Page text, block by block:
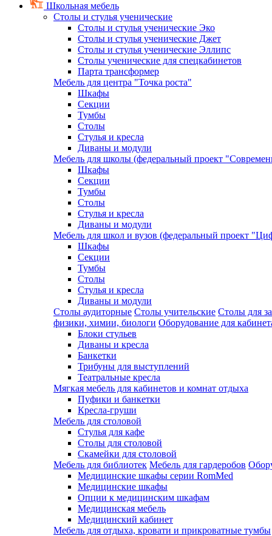
Школьная мебель
Столы и стулья ученические
Столы и стулья ученические Эко
Столы и стулья ученические Джет
Столы и стулья ученические Эллипс
Столы ученические для спецкабинетов
Парта трансформер
Мебель для центра "Точка роста"
Шкафы
Секции
Тумбы
Столы
Стулья и кресла
Диваны и модули
Мебель для школы (федеральный проект
Шкафы
Секции
Тумбы
Столы
Стулья и кресла
Диваны и модули
Мебель для школ и вузов (федеральный проект
Шкафы
Секции
Тумбы
Столы
Стулья и кресла
Диваны и модули
Столы аудиторные Столы учительские Столы для
физики, химии, биологи Оборудование для
Блоки стульев
Диваны и кресла
Банкетки
Трибуны для выступлений
Театральные кресла
Мягкая мебель для кабинетов и комнат отдыха
Пуфики и банкетки
Кресла-груши
Мебель для столовой
Cтулья для кафе
Cтолы для столовой
Скамейки для столовой
Мебель для библиотек Мебель для гардеробов
Медицинские шкафы серии RomMed
Медицинские шкафы
Опции к медицинским шкафам
Медицинская мебель
Медицинский кабинет
Мебель для отдыха, кровати и прикроватные тумбы